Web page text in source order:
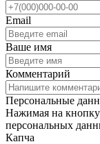
Email
Ваше имя
Комментарий
Персональные
Нажимая на кнопку
персональных
Капча